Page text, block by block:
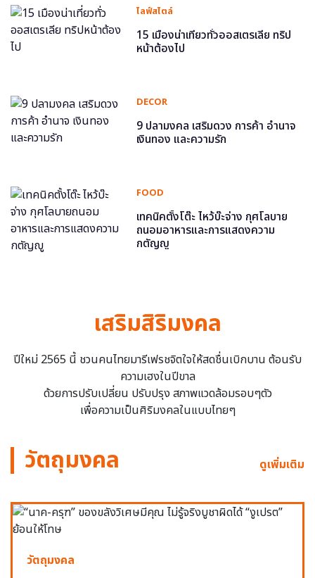
ไลฟ์สไตล์
15 เมืองน่าเที่ยวทั่วออสเตรเลีย ทริป
หน้าต้องไป
DECOR
9 ปลามงคล เสริมดวง การค้า อำนาจ
เงินทอง และความรัก
FOOD
เทคนิคตั้งโต๊ะ ไหว้บ๊ะจ่าง กุศโลบาย
ถนอมอาหารและการแสดงความ
กตัญญู
เสริมสิริมงคล
ปีใหม่ 2565 นี้ ชวนคนไทยมารีเฟรชจิตใจให้สดชื่นเบิกบาน ต้อนรับ
ความเฮงในปีขาล
ด้วยการปรับเปลี่ยน ปรับปรุง สภาพแวดล้อมรอบๆตัว
เพื่อความเป็นศิริมงคลในแบบไทยๆ
วัตถุมงคล ดูเพิ่มเติม
วัตถุมงคล